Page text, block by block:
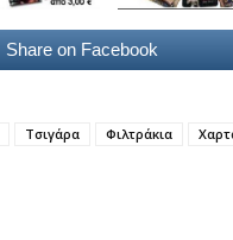
Share on Facebook
Τσιγάρα Φιλτράκια